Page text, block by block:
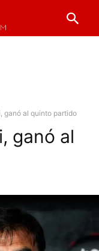
ganó al quinto partido
ganó al